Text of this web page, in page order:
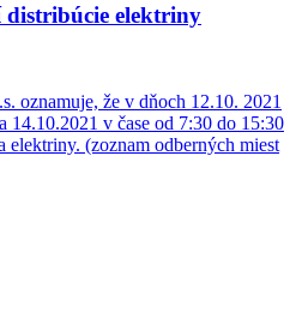
distribúcie elektriny
oznamuje, že v dňoch 12.10. 2021
14.10.2021 v čase od 7:30 do 15:30
elektriny. (zoznam odberných miest